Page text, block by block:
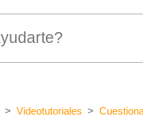
Videotutoriales